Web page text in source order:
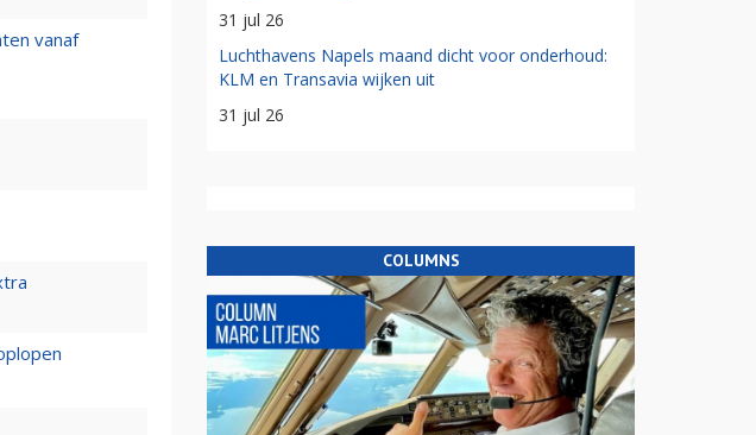
vanaf
31 jul 26
Luchthavens Napels maand dicht voor onderhoud:
KLM en Transavia wijken uit
31 jul 26
COLUMNS